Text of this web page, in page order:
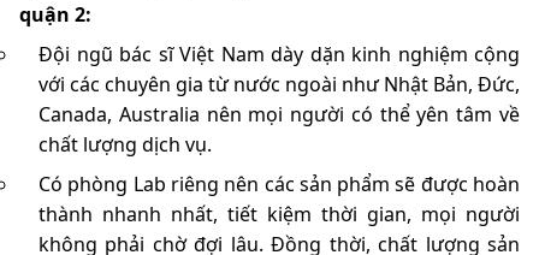
quận 2:
Đội ngũ bác sĩ Việt Nam dày dặn kinh nghiệm cộng
với các chuyên gia từ nước ngoài như Nhật Bản, Đức,
Canada, Australia nên mọi người có thể yên tâm về
chất lượng dịch vụ.
Có phòng Lab riêng nên các sản phẩm sẽ được hoàn
thành nhanh nhất, tiết kiệm thời gian, mọi người
không phải chờ đợi lâu. Đồng thời, chất lượng sản